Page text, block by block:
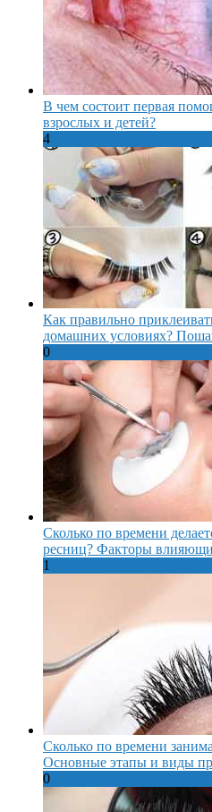
В чем состоит первая
взрослых и детей?
4
Как правильно
домашних условиях?
0
Сколько по времени
ресниц? Факторы
1
Сколько по времени
Основные этапы и виды
0